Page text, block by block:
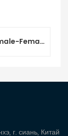
Оптоволоконный кабельMPO-MPO Female-Female, 16 волокон MM 50/125 (OM3) 3.0мм 1м
г. сиань, Китай